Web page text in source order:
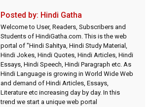
Posted by: Hindi Gatha
Welcome to User, Readers, Subscribers and
Students of HindiGatha.com. This is the web
portal of "Hindi Sahitya, Hindi Study Material,
Hindi Jokes, Hindi Quotes, Hindi Articles, Hindi
Essays, Hindi Speech, Hindi Paragraph etc. As
Hindi Language is growing in World Wide Web
and demand of Hindi Articles, Essays,
Literature etc increasing day by day. In this
trend we start a unique web portal